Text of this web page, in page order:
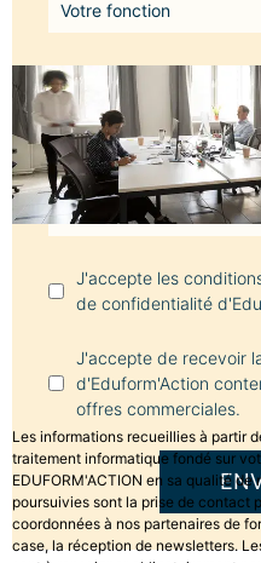
Email
Message
J'accepte les
de confidentialité
J'accepte de recevoir
d'Eduform'Action
offres commerciales.
Les informations recueillies à partir
traitement informatique fondé sur
EDUFORM'ACTION en sa qualité
poursuivies sont la prise de contact
coordonnées à nos partenaires de
case, la réception de newsletters.